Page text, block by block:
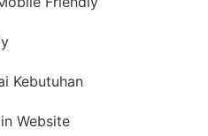
Kebutuhan
Website